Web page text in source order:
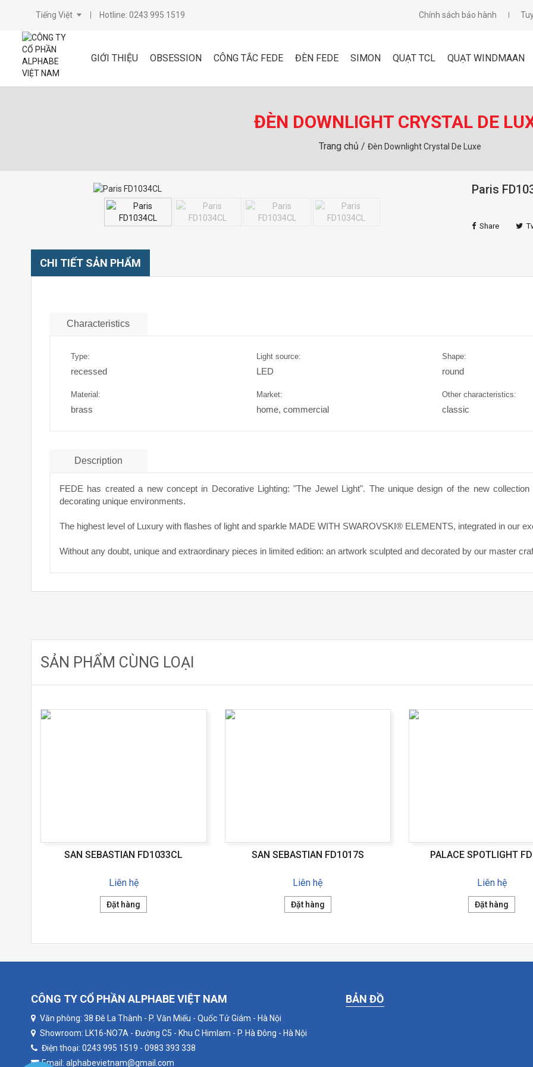
Tiếng Việt Hotline: 0243 995 1519 Chính sách bảo hành
GIỚI THIỆU OBSESSION CÔNG TẮC FEDE ĐÈN FEDE SIMON QUẠT TCL QUẠT WINDMAAN
ĐÈN DOWNLIGHT CRYSTAL DE
Trang chủ / Đèn Downlight Crystal De Luxe
Paris
Share
CHI TIẾT SẢN PHẨM
Characteristics
Type:
recessed
Light source:
LED
Shape:
round
Material:
brass
Market:
home, commercial
Other characteristics:
classic
Description
FEDE has created a new concept in Decorative Lighting: "The Jewel Light". The unique design of the new
decorating unique environments.
The highest level of Luxury with flashes of light and sparkle MADE WITH SWAROVSKI® ELEMENTS, integrated in our
Without any doubt, unique and extraordinary pieces in limited edition: an artwork sculpted and decorated by our master
SẢN PHẨM CÙNG LOẠI
SAN SEBASTIAN FD1033CL
Liên hệ
Đặt hàng
SAN SEBASTIAN FD1017S
Liên hệ
Đặt hàng
PALACE SPOTLIGHT
Liên hệ
Đặt hàng
CÔNG TY CỔ PHẦN ALPHABE VIỆT NAM
Văn phòng: 38 Đê La Thành - P. Văn Miếu - Quốc Tử Giám - Hà Nội
Showroom: LK16-NO7A - Đường C5 - Khu C Himlam - P. Hà Đông - Hà Nội
Điện thoại: 0243 995 1519 - 0983 393 338
Email: alphabevietnam@gmail.com
BẢN ĐỒ